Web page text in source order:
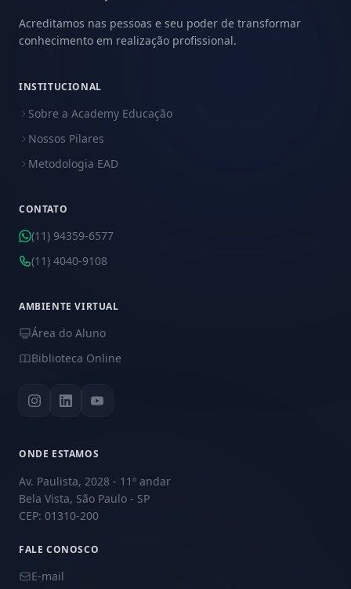
Acreditamos nas pessoas e seu poder de transformar
conhecimento em realização profissional.
INSTITUCIONAL
Sobre a Academy Educação
Nossos Pilares
Metodologia EAD
CONTATO
(11) 94359-6577
(11) 4040-9108
AMBIENTE VIRTUAL
Área do Aluno
Biblioteca Online
ONDE ESTAMOS
Av. Paulista, 2028 - 11º andar
Bela Vista, São Paulo - SP
CEP: 01310-200
FALE CONOSCO
E-mail